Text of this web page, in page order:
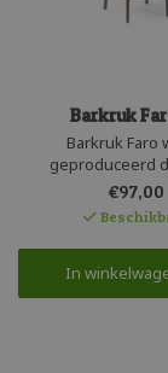
Barkruk
Barkruk Faro
geproduceerd
Italiaanse merk
stijlvolle barkruk is
en duurzaam. Het
kunststof is
en heeft een matte
De lichtgewicht
€97,00
In